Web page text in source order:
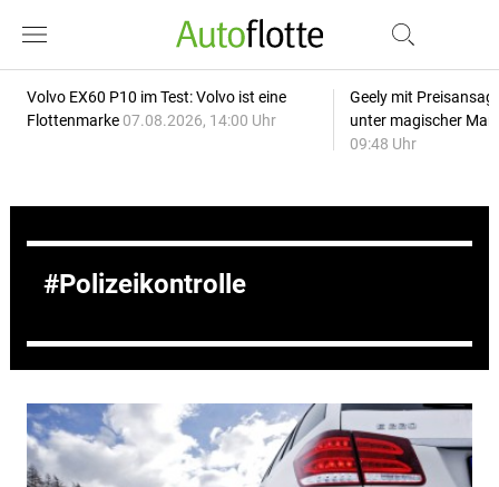
Volvo EX60 P10 im Test: Volvo ist eine
Flottenmarke 07.08.2026, 14:00 Uhr
Geely mit
unter magischer
09:48 Uhr
Polizeikontrolle